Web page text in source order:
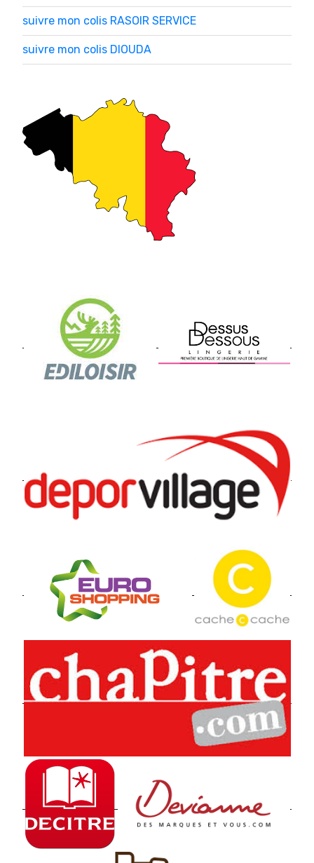
suivre mon colis RASOIR SERVICE
suivre mon colis DIOUDA